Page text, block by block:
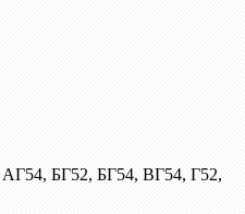
БГ52, БГ54, ВГ54, Г52,